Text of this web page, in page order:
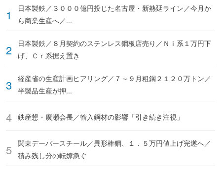
日本製鉄／３０００億円投じた名古屋・新熱延ライン／今月か
ら商業生産へ／...
日本製鉄／８月契約のステンレス鋼板店売り／Ｎｉ系１万円下
げ、Ｃｒ系据え置き
経産省の生産計画ヒアリング／７～９月粗鋼２１２０万トン／
半製品生産が押...
鉄産懇・廣瀬会長／輸入鋼材の影響「引き続き注視」
関東デーバースチール／異形棒鋼、１．５万円値上げ完遂へ／
積み残し分の転嫁急ぐ